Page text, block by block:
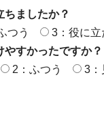
ちましたか？
つう
3：役に立
やすかったですか？
2：ふつう 3：